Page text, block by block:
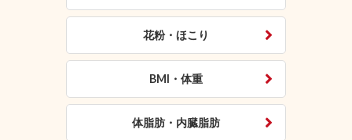
花粉・ほこり
BMI・体重
体脂肪・内臓脂肪